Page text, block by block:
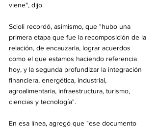
viene", dijo.
Scioli recordó, asimismo, que "hubo una
primera etapa que fue la recomposición de la
relación, de encauzarla, lograr acuerdos
como el que estamos haciendo referencia
hoy, y la segunda profundizar la integración
financiera, energética, industrial,
agroalimentaria, infraestructura, turismo,
ciencias y tecnología".
En esa línea, agregó que "ese documento